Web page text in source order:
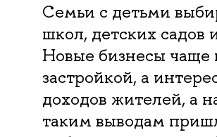
Семьи с детьми
школ, детских садов
Новые бизнесы чаще
застройкой, а
доходов жителей, а
таким выводам